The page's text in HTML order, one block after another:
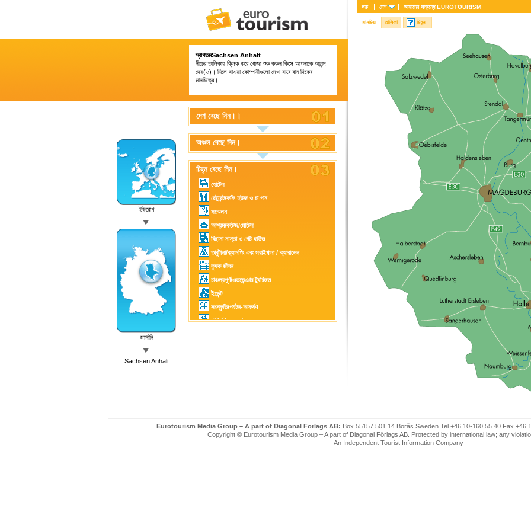
স্বাগতমSachsen Anhalt
নীচের তালিকায় ক্লিক করে খোজা শুরু করুন কিসে আপনাকে আনন্দ
দেয়(৩)। মিলে যাওয়া কোম্পানীগুলো দেখা যাবে বাম দিকের
মানচিত্রে।
ইউরোপ
জার্মানি
Sachsen Anhalt
দেশ বেছে নিন।।
অঞ্চল বেছে নিন।
চিহ্ন বেছে নিন।
হোটেল
রেষ্টুরেন্ট/কফি হউজ ও চা পান
সম্মেলন
আশ্রম/কটেজ/মোটেল
বিছানা নাস্তা ও গেষ্ট হাউজ
তাবুটানা/ক্যামপিং এবং সরাইখানা / ক্যারাভেন
কৃষক জীবন
চাঞ্চল্যপূর্ণ/এডভেন্ঞার ট্যুরিজম
ইভেন্ট
সংস্কৃতি/পর্যটন-আকর্ষণ
পারিবারিক ভ্রমণ
শুরু দেশ আমাদের সম্বন্ধেEUROTOURISM
মানচিএ তালিকা চিহ্ন
Eurotourism Media Group – A part of Diagonal Förlags AB: Box 55157 501 14 Borås Sweden Tel +46 10-160 55 40 Fax +46
Copyright © Eurotourism Media Group – A part of Diagonal Förlags AB. Protected by international law; any
An Independent Tourist Information Company